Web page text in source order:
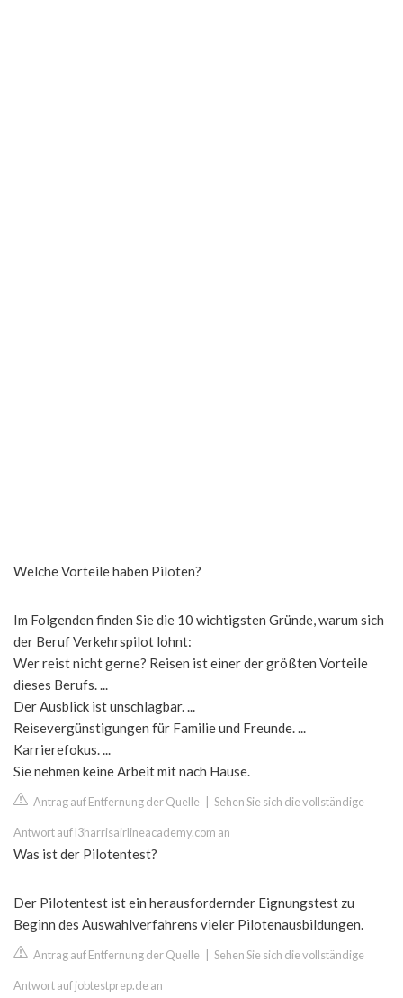
Welche Vorteile haben Piloten?
Im Folgenden finden Sie die 10 wichtigsten Gründe, warum sich
der Beruf Verkehrspilot lohnt:
Wer reist nicht gerne? Reisen ist einer der größten Vorteile
dieses Berufs. ...
Der Ausblick ist unschlagbar. ...
Reisevergünstigungen für Familie und Freunde. ...
Karrierefokus. ...
Sie nehmen keine Arbeit mit nach Hause.
Antrag auf Entfernung der Quelle Sehen Sie sich die vollständige
Antwort auf l3harrisairlineacademy.com an
Was ist der Pilotentest?
Der Pilotentest ist ein herausfordernder Eignungstest zu
Beginn des Auswahlverfahrens vieler Pilotenausbildungen.
Antrag auf Entfernung der Quelle Sehen Sie sich die vollständige
Antwort auf jobtestprep.de an